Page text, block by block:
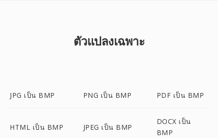
ตัวแปลงเฉพาะ
JPG เป็น BMP PNG เป็น BMP PDF เป็น BMP
HTML เป็น BMP JPEG เป็น BMP
DOCX เป็น
BMP